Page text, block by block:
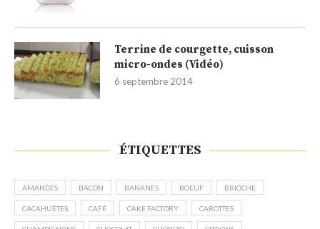
Terrine de courgette, cuisson
micro-ondes (Vidéo)
6 septembre 2014
ÉTIQUETTES
AMANDES BACON BANANES BOEUF BRIOCHE
CACAHUÈTES CAFÉ CAKE FACTORY CAROTTES